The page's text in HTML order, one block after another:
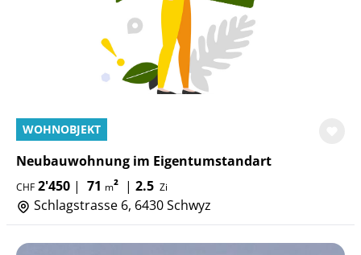
WOHNOBJEKT
Neubauwohnung im Eigentumstandart
CHF 2'450 | 71 m² | 2.5 Zi
Schlagstrasse 6, 6430 Schwyz